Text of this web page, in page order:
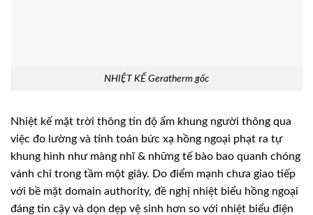
NHIỆT KẾ Geratherm gốc
Nhiệt kế mặt trời thông tin độ ẩm khung người thông qua
việc đo lường và tính toán bức xạ hồng ngoại phạt ra tự
khung hình như màng nhĩ & những tế bào bao quanh chóng
vánh chỉ trong tầm một giây. Do điểm mạnh chưa giao tiếp
với bề mặt domain authority, đề nghị nhiệt biểu hồng ngoại
đáng tin cậy và dọn dẹp vệ sinh hơn so với nhiệt biểu điện